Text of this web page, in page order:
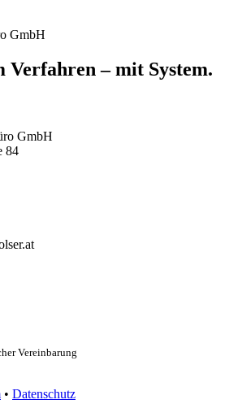
GmbH
– mit System.
GmbH
84
Vereinbarung
• Datenschutz